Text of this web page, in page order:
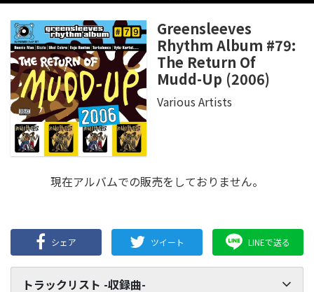
Greensleeves
Rhythm Album #79:
The Return Of
Mudd-Up (2006)
Various Artists
現在アルバムでの販売をしておりません。
シェア ツイート LINEで送る
トラックリスト -収録曲-